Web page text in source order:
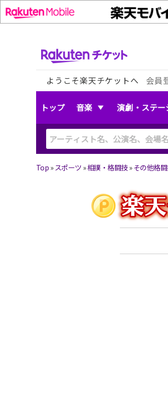
ようこそ楽天チケットへ 会員
トップ 音楽 演劇・ステ
Top » スポーツ »相撲・格闘技»その他格